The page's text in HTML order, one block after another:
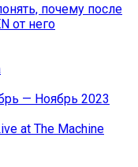
почему после
от него
— Ноябрь 2023
at The Machine